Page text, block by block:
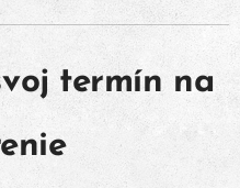
termín na